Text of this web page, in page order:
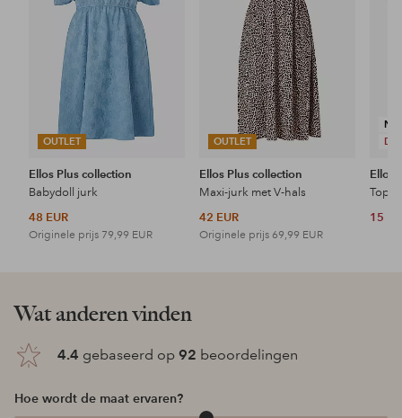
OUTLET
Ellos Plus collection
Babydoll jurk
48 EUR
Originele prijs 79,99 EUR
OUTLET
Ellos Plus collection
Maxi-jurk met V-hals
42 EUR
Originele prijs 69,99 EUR
Ellos
Topje
15
Wat anderen vinden
4.4 gebaseerd op 92 beoordelingen
Hoe wordt de maat ervaren?